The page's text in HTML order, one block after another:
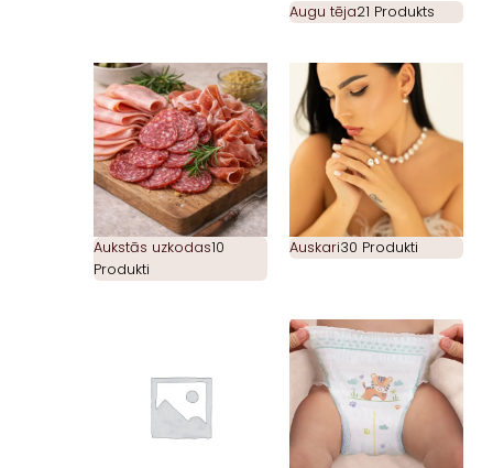
Augu tēja21 Produkts
Aukstās uzkodas10
Produkti
Auskari30 Produkti